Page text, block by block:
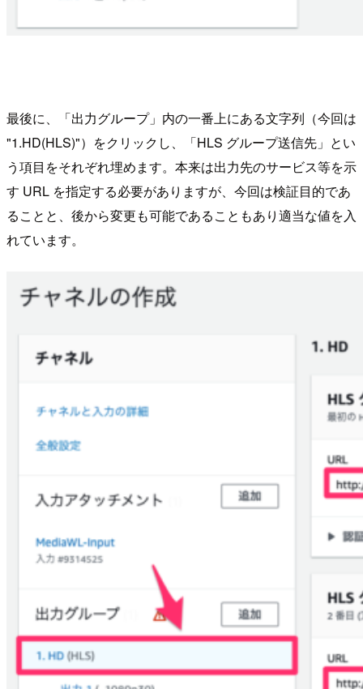
最後に、「出力グループ」内の一番上にある文字列（今回は
"1.HD(HLS)"）をクリックし、「HLS グループ送信先」とい
う項目をそれぞれ埋めます。本来は出力先のサービス等を示
す URL を指定する必要がありますが、今回は検証目的であ
ることと、後から変更も可能であることもあり適当な値を入
れています。